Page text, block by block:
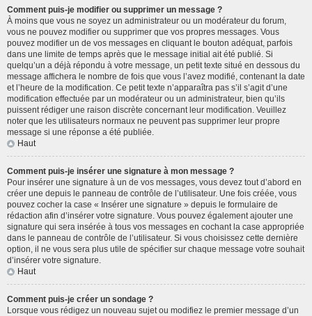
Comment puis-je modifier ou supprimer un message ?
À moins que vous ne soyez un administrateur ou un modérateur du forum,
vous ne pouvez modifier ou supprimer que vos propres messages. Vous
pouvez modifier un de vos messages en cliquant le bouton adéquat, parfois
dans une limite de temps après que le message initial ait été publié. Si
quelqu’un a déjà répondu à votre message, un petit texte situé en dessous du
message affichera le nombre de fois que vous l’avez modifié, contenant la date
et l’heure de la modification. Ce petit texte n’apparaîtra pas s’il s’agit d’une
modification effectuée par un modérateur ou un administrateur, bien qu’ils
puissent rédiger une raison discrète concernant leur modification. Veuillez
noter que les utilisateurs normaux ne peuvent pas supprimer leur propre
message si une réponse a été publiée.
Haut
Comment puis-je insérer une signature à mon message ?
Pour insérer une signature à un de vos messages, vous devez tout d’abord en
créer une depuis le panneau de contrôle de l’utilisateur. Une fois créée, vous
pouvez cocher la case « Insérer une signature » depuis le formulaire de
rédaction afin d’insérer votre signature. Vous pouvez également ajouter une
signature qui sera insérée à tous vos messages en cochant la case appropriée
dans le panneau de contrôle de l’utilisateur. Si vous choisissez cette dernière
option, il ne vous sera plus utile de spécifier sur chaque message votre souhait
d’insérer votre signature.
Haut
Comment puis-je créer un sondage ?
Lorsque vous rédigez un nouveau sujet ou modifiez le premier message d’un